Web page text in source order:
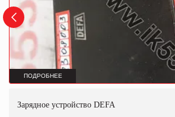
ПОДРОБНЕЕ
Зарядное устройство DEFA